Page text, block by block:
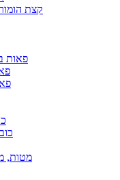
קצת
פאות
מטות,